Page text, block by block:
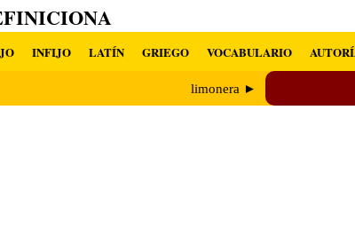
INFIJO LATÍN GRIEGO VOCABULARIO
limonera ►